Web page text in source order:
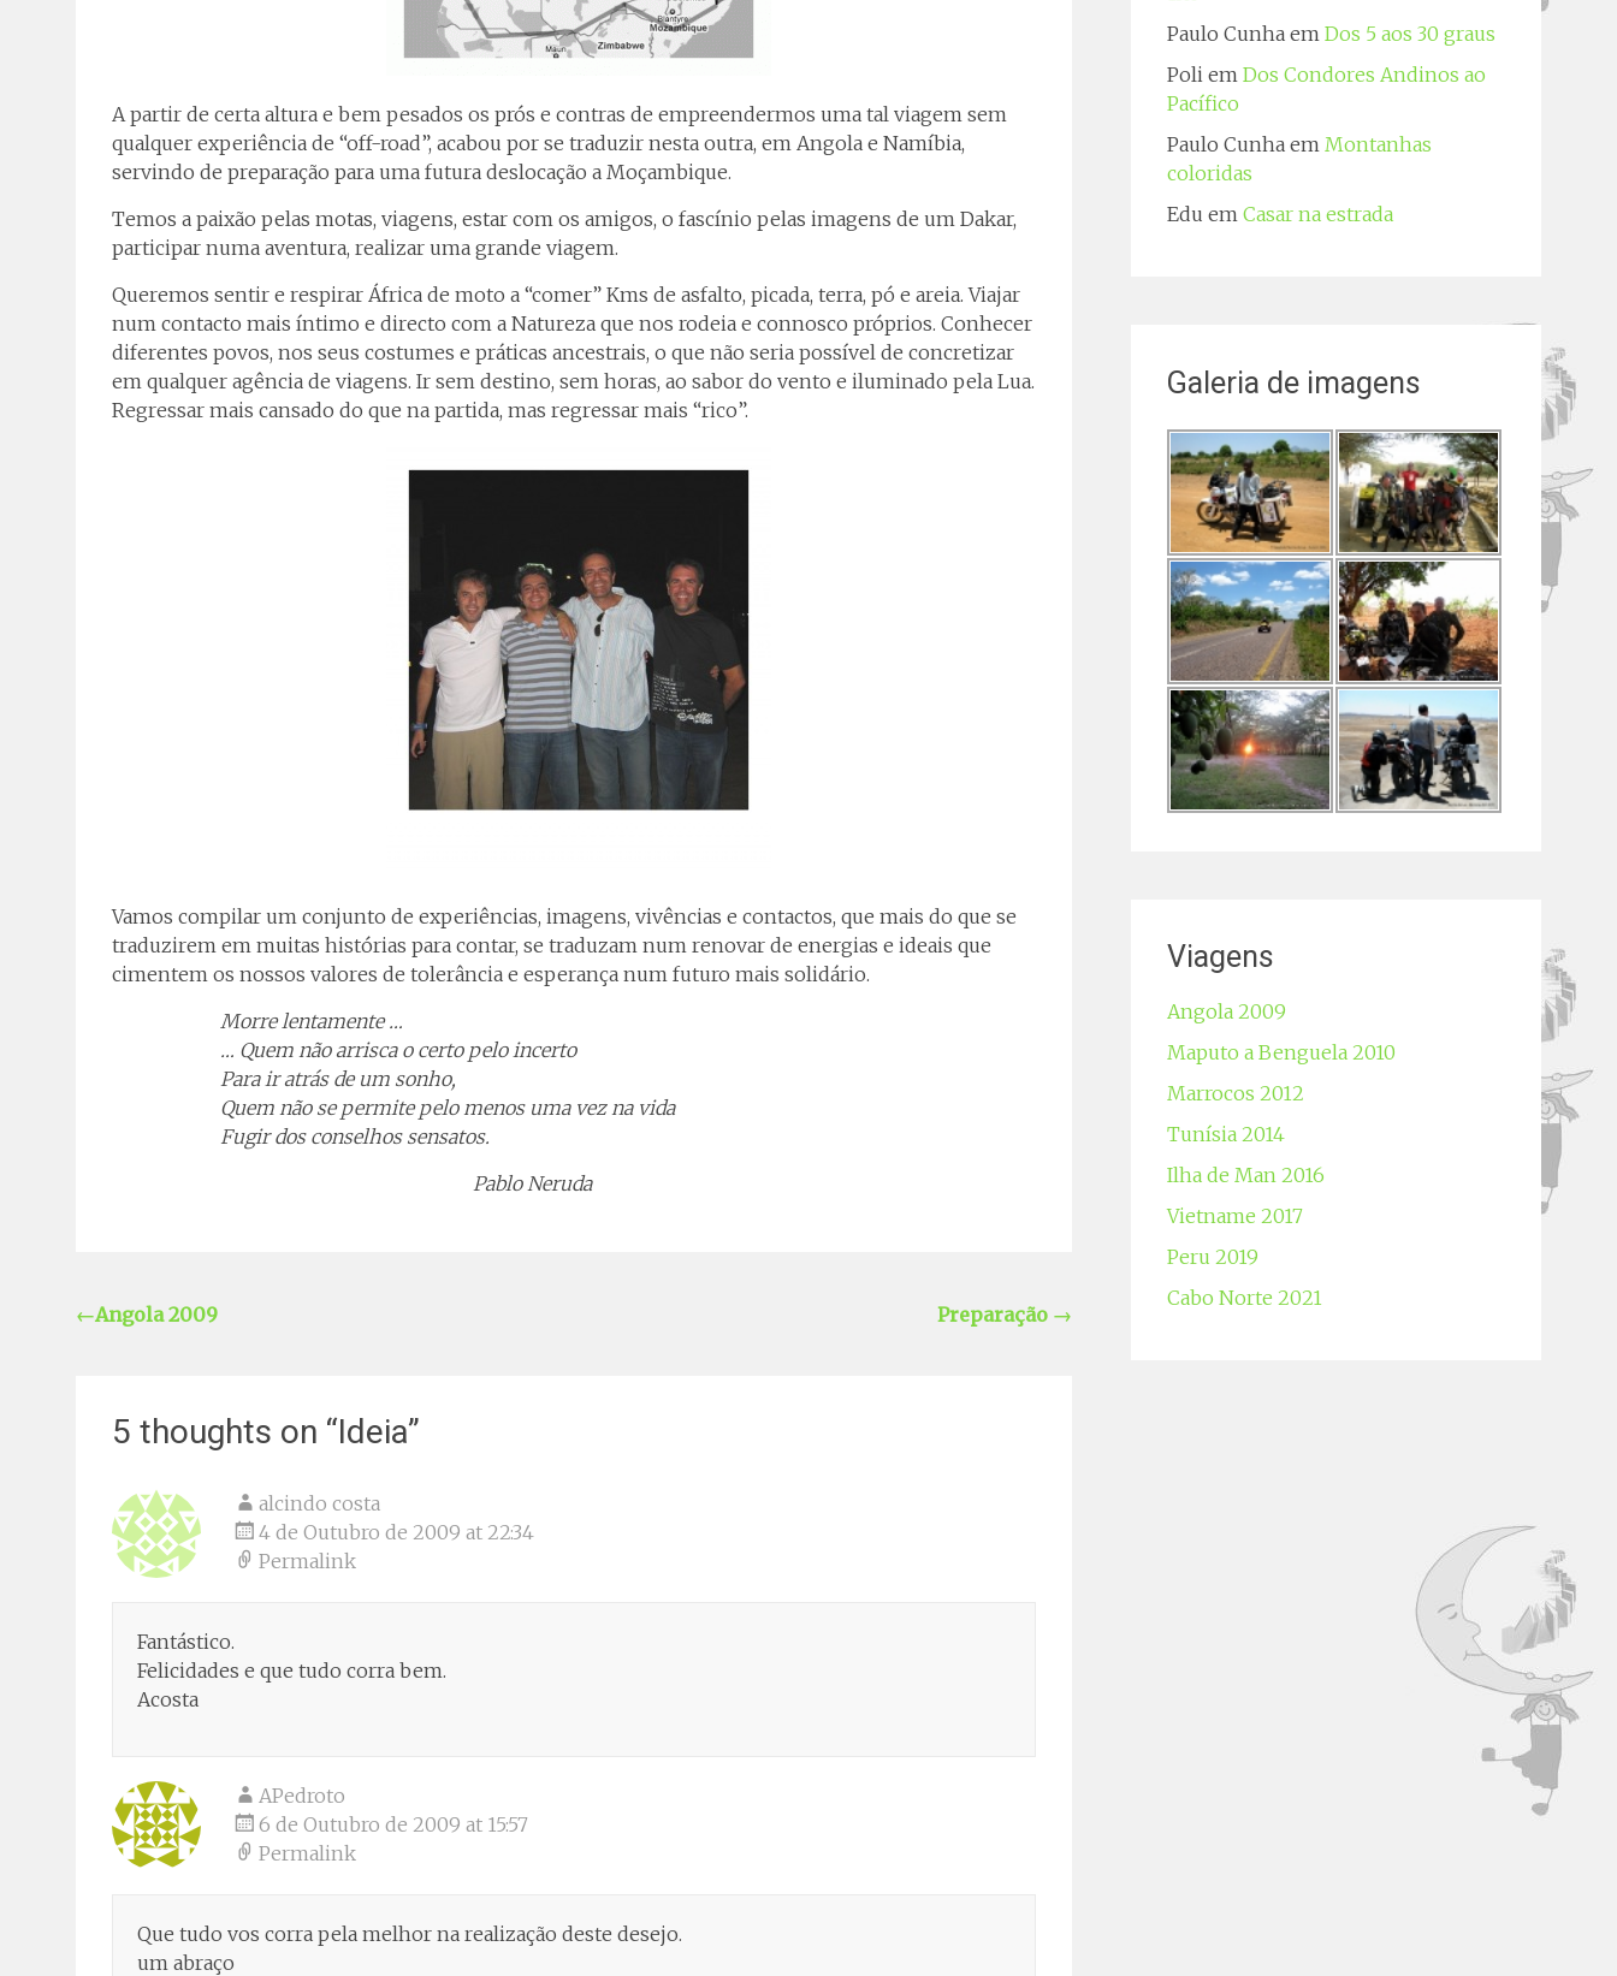
A partir de certa altura e bem pesados os prós e contras de empreendermos uma tal viagem sem
qualquer experiência de “off-road”, acabou por se traduzir nesta outra, em Angola e Namíbia,
servindo de preparação para uma futura deslocação a Moçambique.
Temos a paixão pelas motas, viagens, estar com os amigos, o fascínio pelas imagens de um Dakar,
participar numa aventura, realizar uma grande viagem.
Queremos sentir e respirar África de moto a “comer” Kms de asfalto, picada, terra, pó e areia. Viajar
num contacto mais íntimo e directo com a Natureza que nos rodeia e connosco próprios. Conhecer
diferentes povos, nos seus costumes e práticas ancestrais, o que não seria possível de concretizar
em qualquer agência de viagens. Ir sem destino, sem horas, ao sabor do vento e iluminado pela Lua.
Regressar mais cansado do que na partida, mas regressar mais “rico”.
Vamos compilar um conjunto de experiências, imagens, vivências e contactos, que mais do que se
traduzirem em muitas histórias para contar, se traduzam num renovar de energias e ideais que
cimentem os nossos valores de tolerância e esperança num futuro mais solidário.
Morre lentamente …
… Quem não arrisca o certo pelo incerto
Para ir atrás de um sonho,
Quem não se permite pelo menos uma vez na vida
Fugir dos conselhos sensatos.
Pablo Neruda
←Angola 2009 Preparação →
5 thoughts on “Ideia”
alcindo costa
4 de Outubro de 2009 at 22:34
Permalink
Fantástico.
Felicidades e que tudo corra bem.
Acosta
APedroto
6 de Outubro de 2009 at 15:57
Permalink
Que tudo vos corra pela melhor na realização deste desejo.
um abraço
Paulo Cunhaem Dos 5 aos 30 graus
Poliem Dos Condores Andinos ao
Pacífico
Paulo Cunhaem Montanhas
coloridas
Edu em Casar na estrada
Galeria de imagens
Viagens
Angola 2009
Maputo a Benguela 2010
Marrocos 2012
Tunísia 2014
Ilha de Man 2016
Vietname 2017
Peru 2019
Cabo Norte 2021